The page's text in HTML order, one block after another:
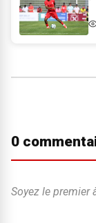
0
Soyez le premier